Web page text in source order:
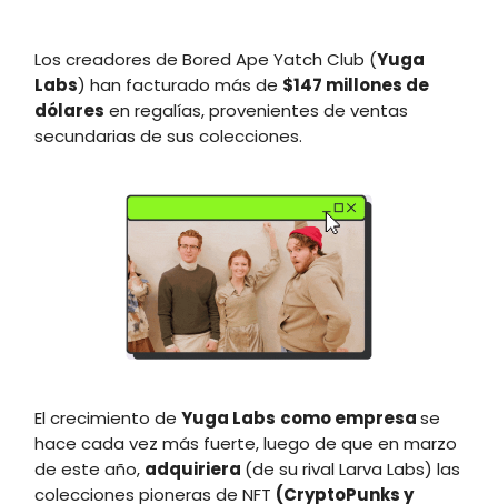
Los creadores de Bored Ape Yatch Club (Yuga
Labs) han facturado más de $147 millones de
dólares en regalías, provenientes de ventas
secundarias de sus colecciones.
El crecimiento de Yuga Labs comoempresase
hace cada vez más fuerte, luego de que en marzo
de este año, adquiriera (de su rival Larva Labs) las
colecciones pioneras de NFT (CryptoPunks y